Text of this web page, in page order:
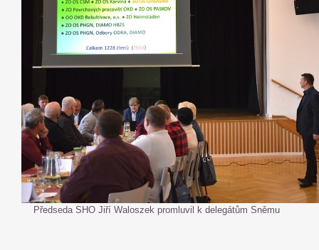
Předseda SHO Jiří Waloszek promluvil k delegátům Sněmu